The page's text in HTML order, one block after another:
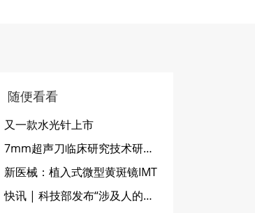
随便看看
又一款水光针上市
7mm超声刀临床研究技术研讨会
新医械：植入式微型黄斑镜IMT
快讯 | 科技部发布“涉及人的神经技术医学研究伦理指引” 或涉脑机接口/神经调控等技术